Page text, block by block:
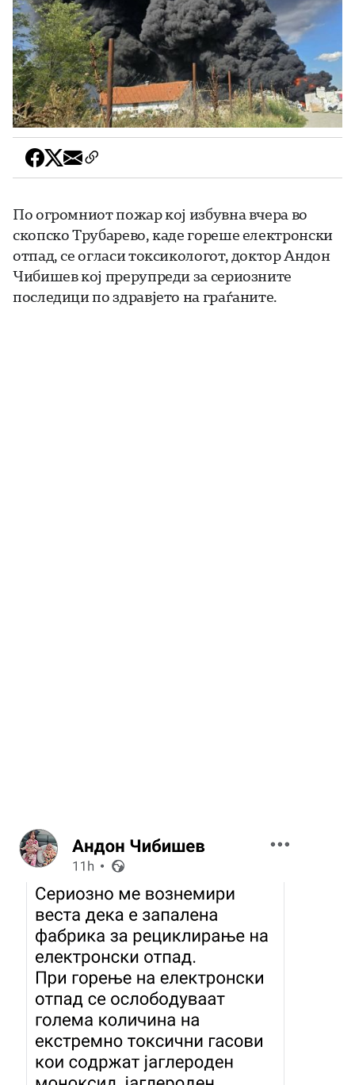
По огромниот пожар кој избувна вчера во
скопско Трубарево, каде гореше електронски
отпад, се огласи токсикологот, доктор Андон
Чибишев кој прерупреди за сериозните
последици по здравјето на граѓаните.